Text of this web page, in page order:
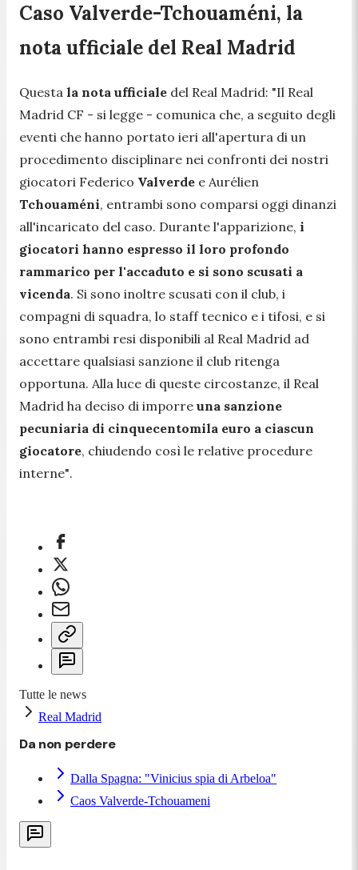
Caso Valverde-Tchouaméni, la
nota ufficiale del Real Madrid
Questa la nota ufficiale del Real Madrid: "Il Real
Madrid CF - si legge - comunica che, a seguito degli
eventi che hanno portato ieri all'apertura di un
procedimento disciplinare nei confronti dei nostri
giocatori Federico Valverde e Aurélien
Tchouaméni, entrambi sono comparsi oggi dinanzi
all'incaricato del caso. Durante l'apparizione, i
giocatori hanno espresso il loro profondo
rammarico per l'accaduto e si sono scusati a
vicenda. Si sono inoltre scusati con il club, i
compagni di squadra, lo staff tecnico e i tifosi, e si
sono entrambi resi disponibili al Real Madrid ad
accettare qualsiasi sanzione il club ritenga
opportuna. Alla luce di queste circostanze, il Real
Madrid ha deciso di imporre una sanzione
pecuniaria di cinquecentomila euro a ciascun
giocatore, chiudendo così le relative procedure
interne".
Tutte le news
Real Madrid
Da non perdere
Dalla Spagna: "Vinicius spia di Arbeloa"
Caos Valverde-Tchouameni